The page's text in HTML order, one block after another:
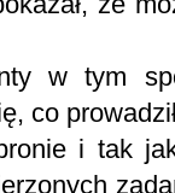
w tym
co
i tak